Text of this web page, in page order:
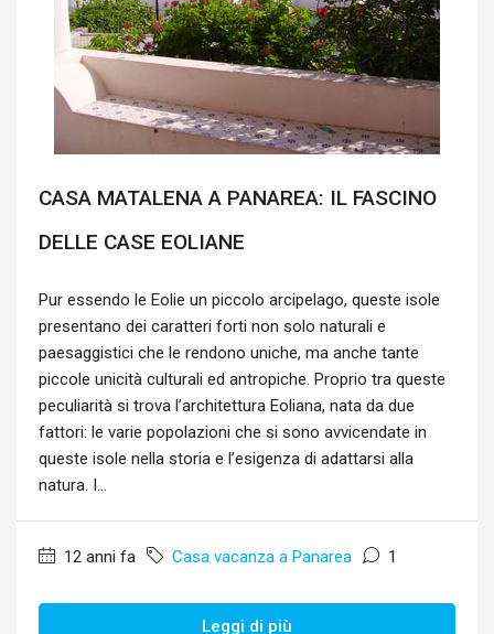
CASA MATALENA A PANAREA: IL FASCINO
DELLE CASE EOLIANE
Pur essendo le Eolie un piccolo arcipelago, queste isole
presentano dei caratteri forti non solo naturali e
paesaggistici che le rendono uniche, ma anche tante
piccole unicità culturali ed antropiche. Proprio tra queste
peculiarità si trova l’architettura Eoliana, nata da due
fattori: le varie popolazioni che si sono avvicendate in
queste isole nella storia e l’esigenza di adattarsi alla
natura. I...
12 anni fa Casa vacanza a Panarea 1
Leggi di più